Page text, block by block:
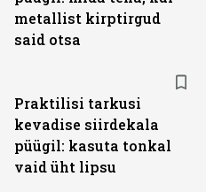
metallist kirptirgud
said otsa
Praktilisi tarkusi
kevadise siirdekala
püügil: kasuta tonkal
vaid üht lipsu